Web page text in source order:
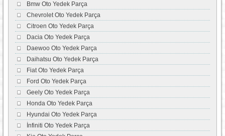
Bmw Oto Yedek Parça
Chevrolet Oto Yedek Parça
Citroen Oto Yedek Parça
Dacia Oto Yedek Parça
Daewoo Oto Yedek Parça
Daihatsu Oto Yedek Parça
Fiat Oto Yedek Parça
Ford Oto Yedek Parça
Geely Oto Yedek Parça
Honda Oto Yedek Parça
Hyundai Oto Yedek Parça
İnfiniti Oto Yedek Parça